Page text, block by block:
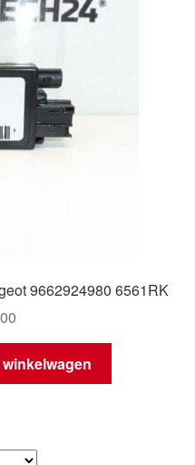
9662924980 6561RK